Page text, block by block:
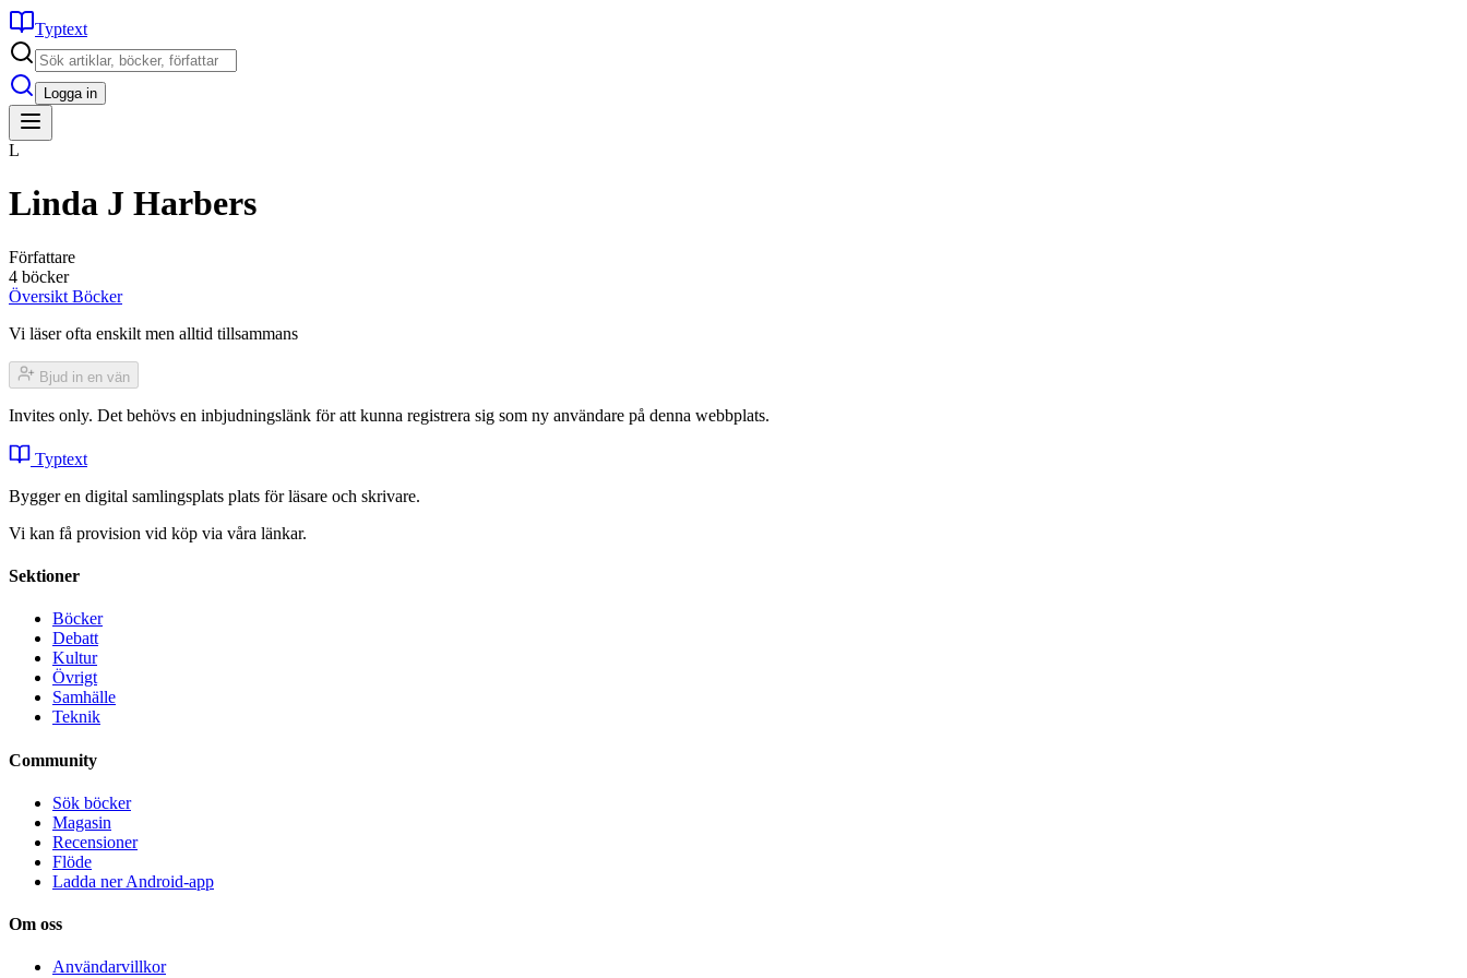
Typtext
Logga in
L
Linda J Harbers
Författare
4 böcker
Översikt Böcker
Vi läser ofta enskilt men alltid tillsammans
Bjud in en vän
Invites only. Det behövs en inbjudningslänk för att kunna registrera sig som ny användare på denna webbplats.
Typtext
Bygger en digital samlingsplats plats för läsare och skrivare.
Vi kan få provision vid köp via våra länkar.
Sektioner
Böcker
Debatt
Kultur
Övrigt
Samhälle
Teknik
Community
Sök böcker
Magasin
Recensioner
Flöde
Ladda ner Android-app
Om oss
Användarvillkor